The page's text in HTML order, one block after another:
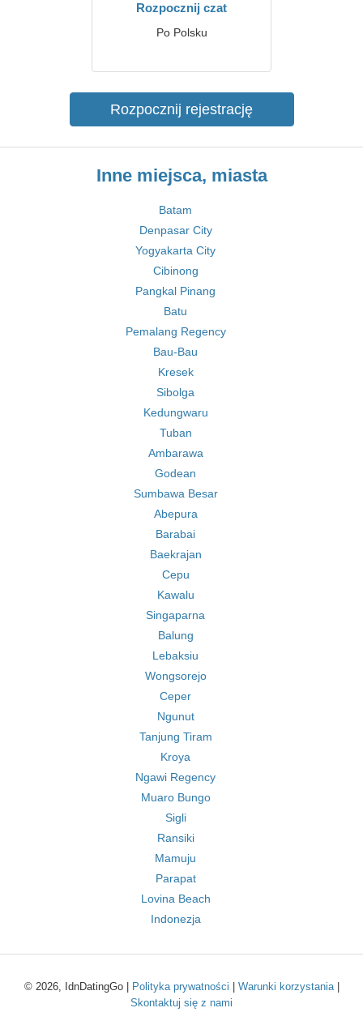
Rozpocznij czat
Po Polsku
Rozpocznij rejestrację
Inne miejsca, miasta
Batam
Denpasar City
Yogyakarta City
Cibinong
Pangkal Pinang
Batu
Pemalang Regency
Bau-Bau
Kresek
Sibolga
Kedungwaru
Tuban
Ambarawa
Godean
Sumbawa Besar
Abepura
Barabai
Baekrajan
Cepu
Kawalu
Singaparna
Balung
Lebaksiu
Wongsorejo
Ceper
Ngunut
Tanjung Tiram
Kroya
Ngawi Regency
Muaro Bungo
Sigli
Ransiki
Mamuju
Parapat
Lovina Beach
Indonezja
© 2026, IdnDatingGo | Polityka prywatności Warunki korzystania|
Skontaktuj się z nami